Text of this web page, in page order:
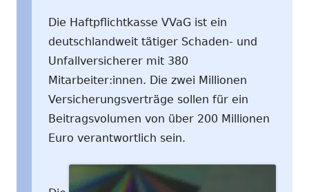
Die Haftpflichtkasse VVaG ist ein
deutschlandweit tätiger Schaden- und
Unfallversicherer mit 380
Mitarbeiter:innen. Die zwei Millionen
Versicherungsverträge sollen für ein
Beitragsvolumen von über 200 Millionen
Euro verantwortlich sein.